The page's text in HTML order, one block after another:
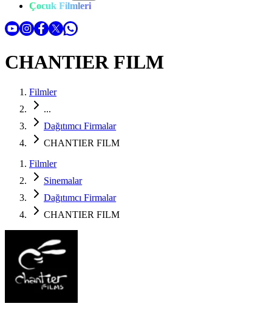
Çocuk Filmleri
CHANTIER FILM
Filmler
...
Dağıtımcı Firmalar
CHANTIER FILM
Filmler
Sinemalar
Dağıtımcı Firmalar
CHANTIER FILM